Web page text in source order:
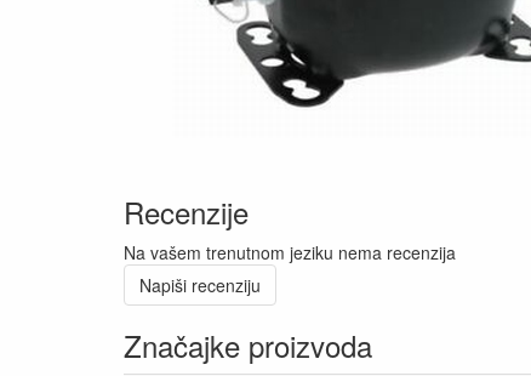
Recenzije
Na vašem trenutnom jeziku nema recenzija
Napiši recenziju
Značajke proizvoda